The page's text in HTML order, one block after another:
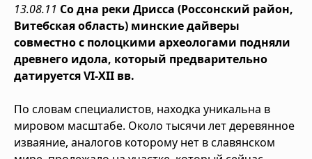
13.08.11 Со дна реки Дрисса (Россонский район,
Витебская область) минские дайверы
совместно с полоцкими археологами подняли
древнего идола, который предварительно
датируется VI-XII вв.
По словам специалистов, находка уникальна в
мировом масштабе. Около тысячи лет деревянное
изваяние, аналогов которому нет в славянском